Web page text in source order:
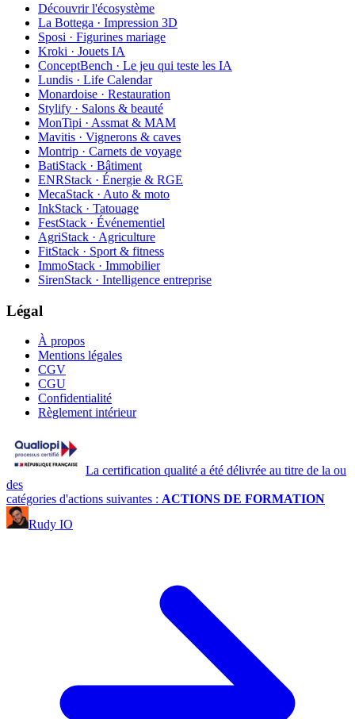
Découvrir l'écosystème
La Bottega · Impression 3D
Sposi · Figurines mariage
Kroki · Jouets IA
ConceptBench · Le jeu qui teste les IA
Lundis · Life Calendar
Monardoise · Restauration
Stylify · Salons & beauté
MonTipi · Assmat & MAM
Mavitis · Vignerons & caves
Montrip · Carnets de voyage
BatiStack · Bâtiment
ENRStack · Énergie & RGE
MecaStack · Auto & moto
InkStack · Tatouage
FestStack · Événementiel
AgriStack · Agriculture
FitStack · Sport & fitness
ImmoStack · Immobilier
SirenStack · Intelligence entreprise
Légal
À propos
Mentions légales
CGV
CGU
Confidentialité
Règlement intérieur
La certification qualité a été délivrée au titre de la ou
des
catégories d'actions suivantes : ACTIONS DE FORMATION
Rudy IO